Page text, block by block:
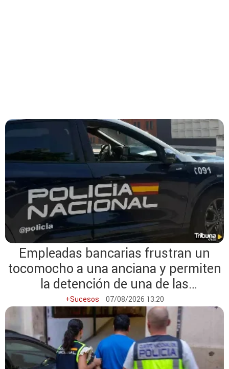
Empleadas bancarias frustran un
tocomocho a una anciana y permiten
la detención de una de las
estafadoras
+Sucesos 07/08/2026 13:20